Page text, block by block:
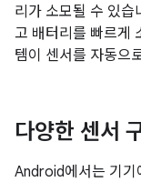
리가 소모될 수 있습
고 배터리를 빠르게
템이 센서를 자동으
다양한 센서
Android에서는 기기